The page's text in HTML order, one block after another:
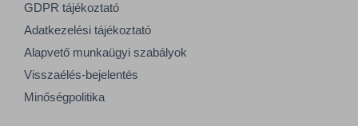
GDPR tájékoztató
Adatkezelési tájékoztató
Alapvető munkaügyi szabályok
Visszaélés-bejelentés
Minőségpolitika